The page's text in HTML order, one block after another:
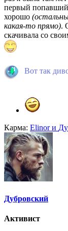
первый
хорошо
какая-то прямо).
скачивала со
Вот так
Карма: Elinorи
Дубровский
Активист